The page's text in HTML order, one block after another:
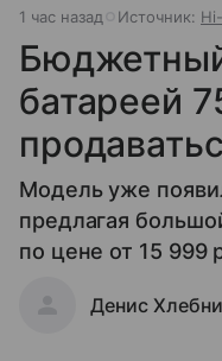
1 час назад Источник:
батареей
Модель уже
предлагая
по цене от 15 999
Денис